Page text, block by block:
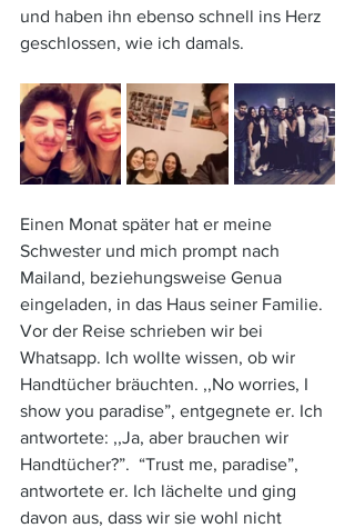
und haben ihn ebenso schnell ins Herz
geschlossen, wie ich damals.
Einen Monat später hat er meine
Schwester und mich prompt nach
Mailand, beziehungsweise Genua
eingeladen, in das Haus seiner Familie.
Vor der Reise schrieben wir bei
Whatsapp. Ich wollte wissen, ob wir
Handtücher bräuchten. ,,No worries, I
show you paradise”, entgegnete er. Ich
antwortete: ,,Ja, aber brauchen wir
Handtücher?”.  “Trust me, paradise”,
antwortete er. Ich lächelte und ging
davon aus, dass wir sie wohl nicht